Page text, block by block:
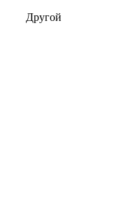
Другой